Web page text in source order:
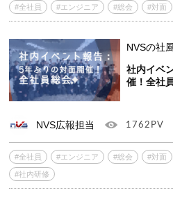
#全社員 #エンジニア #総会 #対面
NVSの社
社内イベ
催！全社
NVS広報担当 1762PV
#全社員 #エンジニア #総会 #対面
#社内研修